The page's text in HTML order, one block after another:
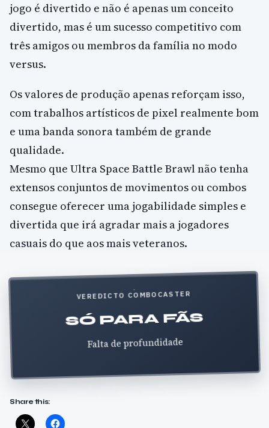
jogo é divertido e não é apenas um conceito
divertido, mas é um sucesso competitivo com
três amigos ou membros da família no modo
versus.
Os valores de produção apenas reforçam isso,
com trabalhos artísticos de pixel realmente bom
e uma banda sonora também de grande
qualidade.
Mesmo que Ultra Space Battle Brawl não tenha
extensos conjuntos de movimentos ou combos
consegue oferecer uma jogabilidade simples e
divertida que irá agradar mais a jogadores
casuais do que aos mais veteranos.
VEREDICTO COMBOCASTER
SÓ PARA FÃS
Falta de profundidade
Share this: